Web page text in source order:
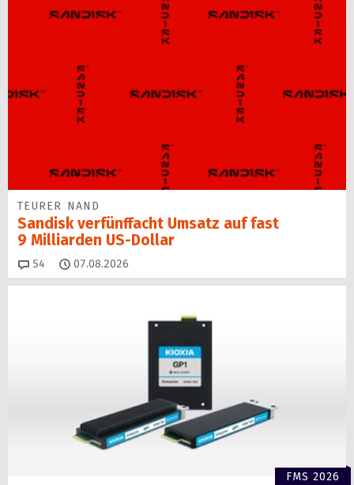
TEURER NAND
Sandisk verfünffacht Umsatz auf fast
9 Milliarden US-Dollar
54 Kommentare
07.08.2026
FMS 2026